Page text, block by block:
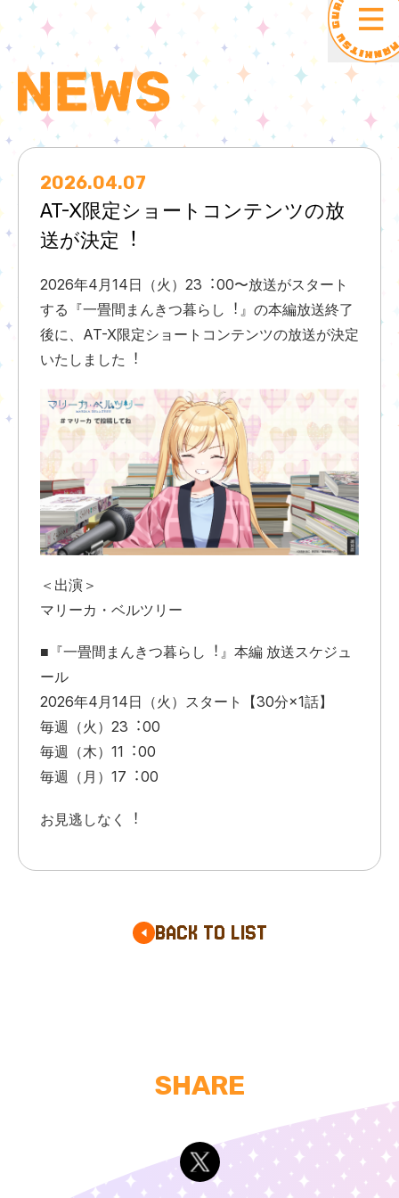
2026.04.07
AT-X限定ショートコンテンツの放
送が決定︕
2026年4⽉14⽇（⽕）23︓00〜放送がスタート
する『⼀畳間まんきつ暮らし︕』の本編放送終了
後に、AT-X限定ショートコンテンツの放送が決定
いたしました︕
＜出演＞
マリーカ・ベルツリー
■『⼀畳間まんきつ暮らし︕』本編 放送スケジュ
ール
2026年4⽉14⽇（⽕）スタート【30分×1話】
毎週（⽕）23︓00
毎週（⽊）11︓00
毎週（⽉）17︓00
お⾒逃しなく︕
BACK TO LIST
SHARE